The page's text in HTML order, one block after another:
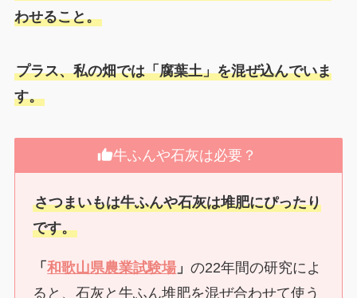
わせること。
プラス、私の畑では「腐葉土」を混ぜ込んでいま
す。
牛ふんや石灰は必要？
さつまいもは牛ふんや石灰は堆肥にぴったり
です。
「和歌山県農業試験場 」の22年間の研究によ
ると、石灰と牛ふん堆肥を混ぜ合わせて使う